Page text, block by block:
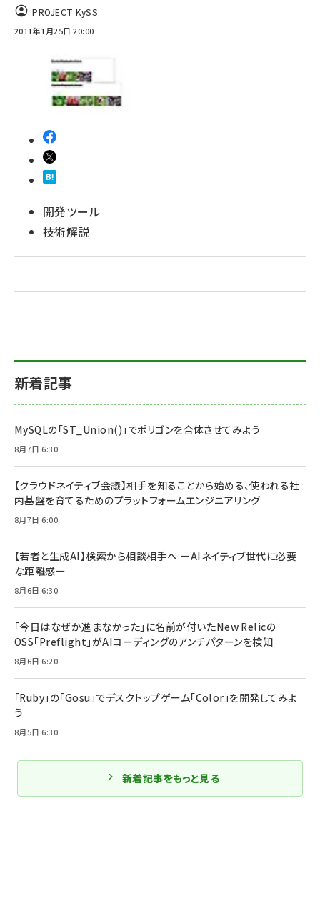
PROJECT KySS
2011年1月25日 20:00
開発ツール
技術解説
新着記事
MySQLの「ST_Union()」でポリゴンを合体させてみよう
8月7日 6:30
【クラウドネイティブ会議】相手を知ることから始める、使われる社
内基盤を育てるためのプラットフォームエンジニアリング
8月7日 6:00
【若者と生成AI】検索から相談相手へ ーAIネイティブ世代に必要
な距離感ー
8月6日 6:30
「今日はなぜか進まなかった」に名前が付いた――New Relicの
OSS「Preflight」がAIコーディングのアンチパターンを検知
8月6日 6:20
「Ruby」の「Gosu」でデスクトップゲーム「Color」を開発してみよ
う
8月5日 6:30
新着記事をもっと見る